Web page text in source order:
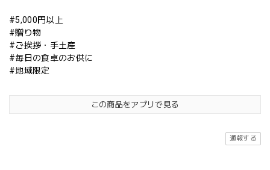
#5,000円以上
#贈り物
#ご挨拶・手土産
#毎日の食卓のお供に
#地域限定
この商品をアプリで見る
通報する